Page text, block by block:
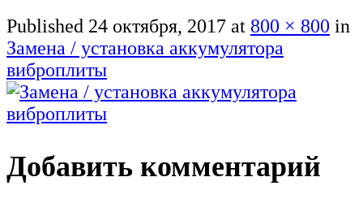
Published 24 октября, 2017 at 800 × 800 in
Замена / установка аккумулятора
виброплиты
Добавить комментарий